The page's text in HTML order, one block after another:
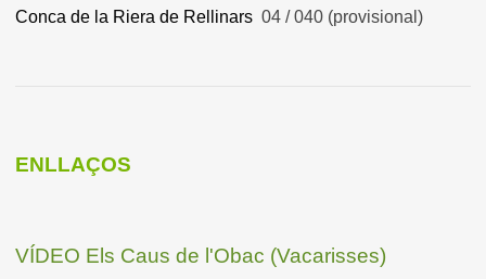
Conca de la Riera de Rellinars04 / 040 (provisional)
ENLLAÇOS
VÍDEO Els Caus de l'Obac (Vacarisses)